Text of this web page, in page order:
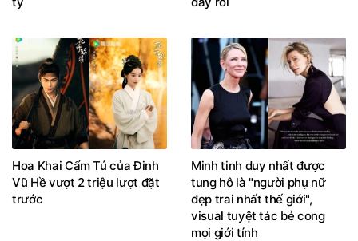
Hoa Khai Cẩm Tú của Đinh
Vũ Hề vượt 2 triệu lượt đặt
trước
Minh tinh duy nhất được
tung hô là "người phụ nữ
đẹp trai nhất thế giới",
visual tuyệt tác bẻ cong
mọi giới tính